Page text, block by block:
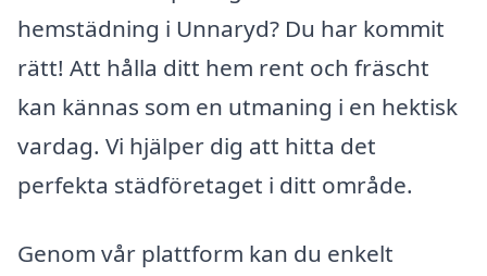
hemstädning i Unnaryd? Du har kommit
rätt! Att hålla ditt hem rent och fräscht
kan kännas som en utmaning i en hektisk
vardag. Vi hjälper dig att hitta det
perfekta städföretaget i ditt område.
Genom vår plattform kan du enkelt